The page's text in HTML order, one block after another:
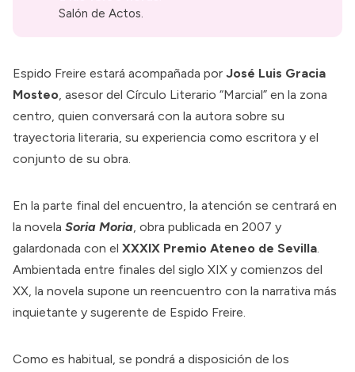
Salón de Actos.
Espido Freire estará acompañada por José Luis Gracia
Mosteo, asesor del Círculo Literario “Marcial” en la zona
centro, quien conversará con la autora sobre su
trayectoria literaria, su experiencia como escritora y el
conjunto de su obra.
En la parte final del encuentro, la atención se centrará en
la novela Soria Moria, obra publicada en 2007 y
galardonada con el XXXIX Premio Ateneo de Sevilla.
Ambientada entre finales del siglo XIX y comienzos del
XX, la novela supone un reencuentro con la narrativa más
inquietante y sugerente de Espido Freire.
Como es habitual, se pondrá a disposición de los